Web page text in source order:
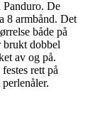
Panduro. De
8 armbånd. Det
både på
brukt dobbel
av og på.
rett på